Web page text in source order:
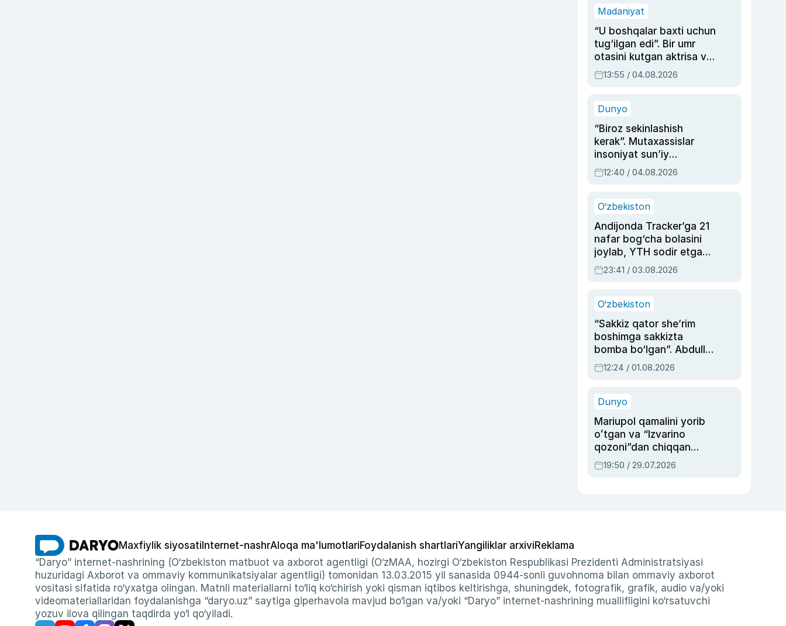
Madaniyat
“U boshqalar baxti uchun
tug‘ilgan edi”. Bir umr
otasini kutgan aktrisa va
dublyaj ustasi Rimma
Ahmedovaning
13:55 / 04.08.2026
Dunyo
“Biroz sekinlashish
kerak”. Mutaxassislar
insoniyat sun’iy
intellektni boshqara
olmay qolishidan xavotir
12:40 / 04.08.2026
O‘zbekiston
Andijonda Tracker’ga 21
nafar bog‘cha bolasini
joylab, YTH sodir etgan
ayolga sud hukmi o‘qildi
23:41 / 03.08.2026
O‘zbekiston
“Sakkiz qator she’rim
boshimga sakkizta
bomba bo‘lgan”. Abdulla
Oripovni siyosiy
ayblovlardan asrab
12:24 / 01.08.2026
Dunyo
Mariupol qamalini yorib
oʻtgan va “Izvarino
qozoni”dan chiqqan
qahramon — Ukraina
armiyasi bosh
19:50 / 29.07.2026
Maxfiylik siyosati Internet-nashrAloqa ma'lumotlariFoydalanish shartlariYangiliklar arxiviReklama
“Daryo” internet-nashrining (O‘zbekiston matbuot va axborot agentligi (O‘zMAA, hozirgi O‘zbekiston Respublikasi Prezidenti Administratsiyasi
huzuridagi Axborot va ommaviy kommunikatsiyalar agentligi) tomonidan 13.03.2015 yil sanasida 0944-sonli guvohnoma bilan ommaviy axborot
vositasi sifatida ro‘yxatga olingan. Matnli materiallarni to‘liq ko‘chirish yoki qisman iqtibos keltirishga, shuningdek, fotografik, grafik, audio va/yoki
videomateriallaridan foydalanishga “daryo.uz” saytiga giperhavola mavjud bo‘lgan va/yoki “Daryo” internet-nashrining muallifligini ko‘rsatuvchi
yozuv ilova qilingan taqdirda yo‘l qo‘yiladi.